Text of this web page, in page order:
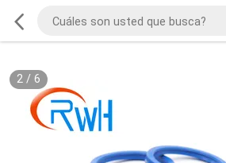
2/ 6